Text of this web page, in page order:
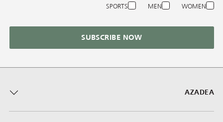
AZADEA
WOMEN
MEN
SPORTS
SUBSCRIBE NOW